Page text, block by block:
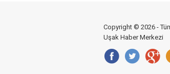
Copyright © 2026 -
Uşak Haber Merkezi